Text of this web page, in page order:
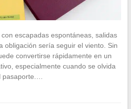
escapadas espontáneas, salidas
obligación sería seguir el viento. Sin
convertirse rápidamente en un
especialmente cuando se olvida